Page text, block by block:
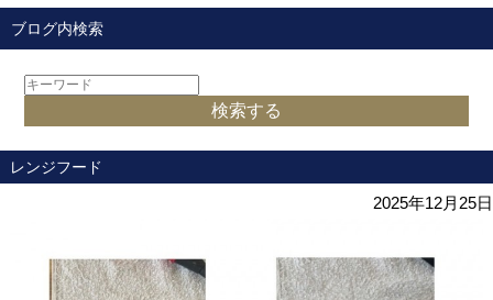
ブログ内検索
レンジフード
2025年12月25日